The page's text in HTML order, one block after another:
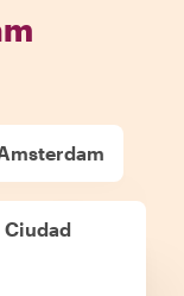
Ciudad